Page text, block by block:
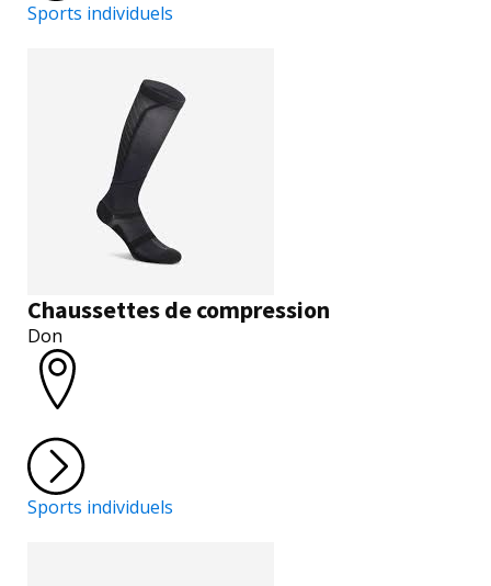
Sports individuels
Chaussettes de compression
Don
Sports individuels